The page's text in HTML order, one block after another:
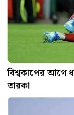
বিশ্বকাপের আগে
তারকা